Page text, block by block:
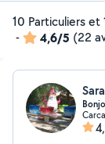
10 Particuliers
-
4,6/5 (22